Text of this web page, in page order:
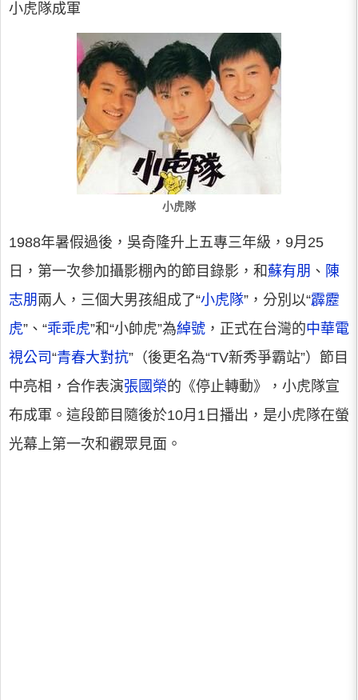
小虎隊成軍
小虎隊
1988年暑假過後，吳奇隆升上五專三年級，9月25
日，第一次參加攝影棚內的節目錄影，和蘇有朋 、 陳
志朋 兩人，三個大男孩組成了“小虎隊”，分別以“霹靂
虎”、“乖乖虎”和“小帥虎”為綽號 ，正式在台灣的中華電
視公司 “青春大對抗”（後更名為“TV新秀爭霸站”）節目
中亮相，合作表演張國榮的《停止轉動》，小虎隊宣
布成軍。這段節目隨後於10月1日播出，是小虎隊在螢
光幕上第一次和觀眾見面。